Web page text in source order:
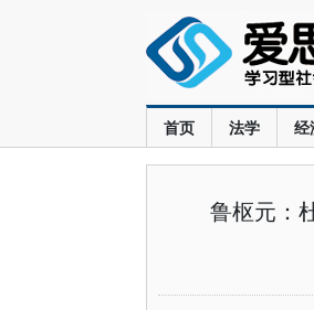
首页 法学 经
鲁枢元：